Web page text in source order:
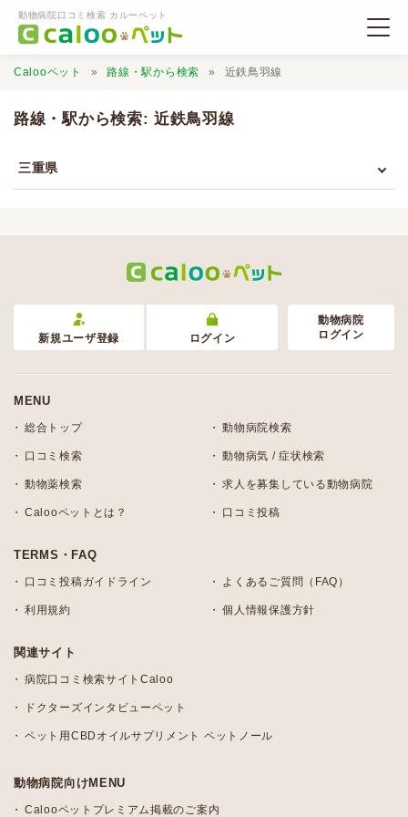
動物病院口コミ検索 カルーペット
口コミ投稿
Calooペット 路線・駅から検索 近鉄鳥羽線
路線・駅から検索: 近鉄鳥羽線
三重県
新規ユーザ登録 ログイン
動物病院
ログイン
MENU
総合トップ 動物病院検索
口コミ検索 動物病気 / 症状検索
動物薬検索 求人を募集している動物病院
Calooペットとは？ 口コミ投稿
TERMS・FAQ
口コミ投稿ガイドライン よくあるご質問（FAQ）
利用規約 個人情報保護方針
関連サイト
病院口コミ検索サイトCaloo
ドクターズインタビューペット
ペット用CBDオイルサプリメント ペットノール
動物病院向けMENU
Calooペットプレミアム掲載のご案内